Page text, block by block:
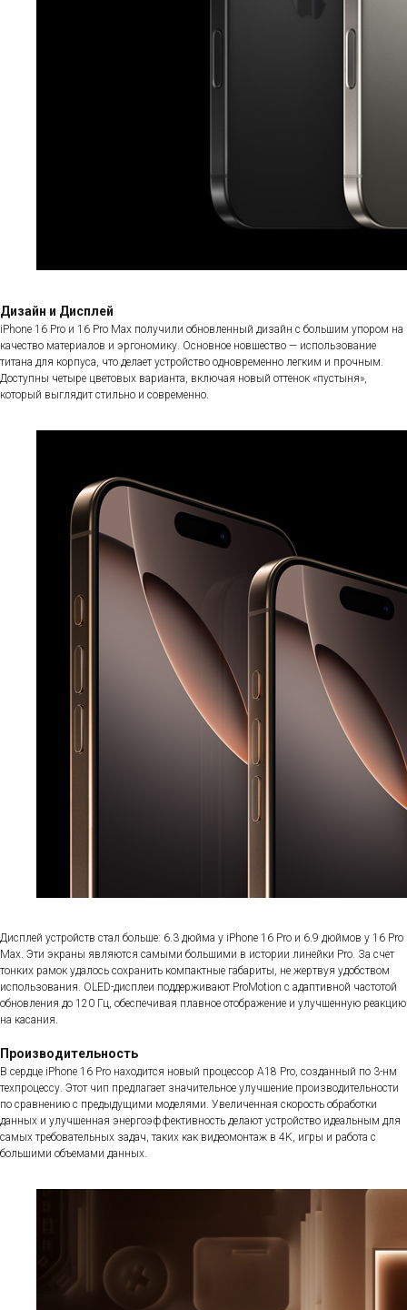
Дизайн и Дисплей
iPhone 16 Pro и 16 Pro Max получили обновленный дизайн с большим упором на
качество материалов и эргономику. Основное новшество — использование
титана для корпуса, что делает устройство одновременно легким и прочным.
Доступны четыре цветовых варианта, включая новый оттенок «пустыня»,
который выглядит стильно и современно.
Дисплей устройств стал больше: 6.3 дюйма у iPhone 16 Pro и 6.9 дюймов у 16 Pro
Max. Эти экраны являются самыми большими в истории линейки Pro. За счет
тонких рамок удалось сохранить компактные габариты, не жертвуя удобством
использования. OLED-дисплеи поддерживают ProMotion с адаптивной частотой
обновления до 120 Гц, обеспечивая плавное отображение и улучшенную реакцию
на касания.
Производительность
В сердце iPhone 16 Pro находится новый процессор A18 Pro, созданный по 3-нм
техпроцессу. Этот чип предлагает значительное улучшение производительности
по сравнению с предыдущими моделями. Увеличенная скорость обработки
данных и улучшенная энергоэффективность делают устройство идеальным для
самых требовательных задач, таких как видеомонтаж в 4K, игры и работа с
большими объемами данных.